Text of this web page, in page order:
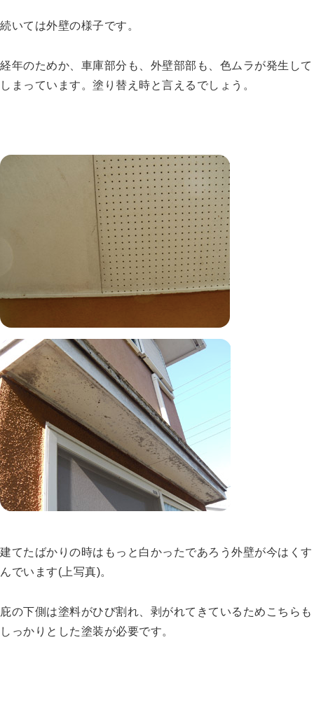
続いては外壁の様子です。
経年のためか、車庫部分も、外壁部部も、色ムラが発生して
しまっています。塗り替え時と言えるでしょう。
建てたばかりの時はもっと白かったであろう外壁が今はくす
んでいます(上写真)。
庇の下側は塗料がひび割れ、剥がれてきているためこちらも
しっかりとした塗装が必要です。